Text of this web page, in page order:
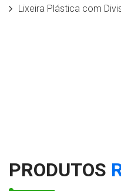
Lixeira Plástica com
Conjunto de Lixeiras
PRODUTOS